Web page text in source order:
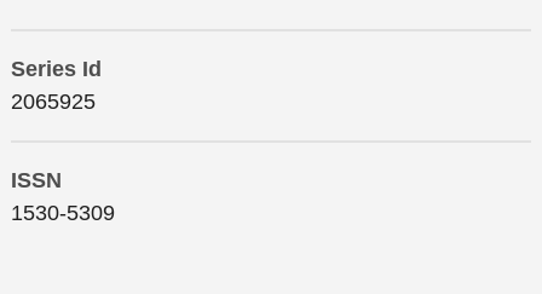
Series Id
2065925
ISSN
1530-5309